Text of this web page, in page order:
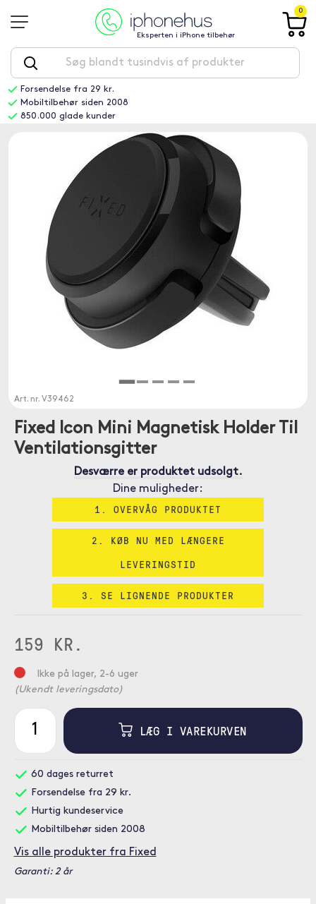
Eksperten i iPhone tilbehør
0
Forsendelse fra 29 kr.
Mobiltilbehør siden 2008
850.000 glade kunder
Art. nr. V39462
Fixed Icon Mini Magnetisk Holder Til
Ventilationsgitter
Desværre er produktet udsolgt.
Dine muligheder:
1. OVERVÅG PRODUKTET
2. KØB NU MED LÆNGERE
LEVERINGSTID
3. SE LIGNENDE PRODUKTER
159 KR.
Ikke på lager, 2-6 uger
(Ukendt leveringsdato)
LÆG I VAREKURVEN
60 dages returret
Forsendelse fra 29 kr.
Hurtig kundeservice
Mobiltilbehør siden 2008
Vis alle produkter fra Fixed
Garanti: 2 år